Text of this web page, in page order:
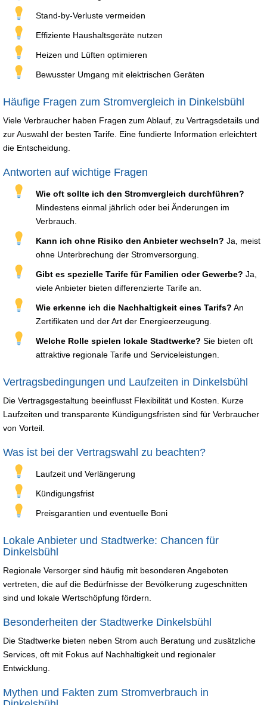
Stand-by-Verluste vermeiden
Effiziente Haushaltsgeräte nutzen
Heizen und Lüften optimieren
Bewusster Umgang mit elektrischen Geräten
Häufige Fragen zum Stromvergleich in Dinkelsbühl
Viele Verbraucher haben Fragen zum Ablauf, zu Vertragsdetails und
zur Auswahl der besten Tarife. Eine fundierte Information erleichtert
die Entscheidung.
Antworten auf wichtige Fragen
Wie oft sollte ich den Stromvergleich durchführen?
Mindestens einmal jährlich oder bei Änderungen im
Verbrauch.
Kann ich ohne Risiko den Anbieter wechseln? Ja, meist
ohne Unterbrechung der Stromversorgung.
Gibt es spezielle Tarife für Familien oder Gewerbe? Ja,
viele Anbieter bieten differenzierte Tarife an.
Wie erkenne ich die Nachhaltigkeit eines Tarifs? An
Zertifikaten und der Art der Energieerzeugung.
Welche Rolle spielen lokale Stadtwerke? Sie bieten oft
attraktive regionale Tarife und Serviceleistungen.
Vertragsbedingungen und Laufzeiten in Dinkelsbühl
Die Vertragsgestaltung beeinflusst Flexibilität und Kosten. Kurze
Laufzeiten und transparente Kündigungsfristen sind für Verbraucher
von Vorteil.
Was ist bei der Vertragswahl zu beachten?
Laufzeit und Verlängerung
Kündigungsfrist
Preisgarantien und eventuelle Boni
Lokale Anbieter und Stadtwerke: Chancen für
Dinkelsbühl
Regionale Versorger sind häufig mit besonderen Angeboten
vertreten, die auf die Bedürfnisse der Bevölkerung zugeschnitten
sind und lokale Wertschöpfung fördern.
Besonderheiten der Stadtwerke Dinkelsbühl
Die Stadtwerke bieten neben Strom auch Beratung und zusätzliche
Services, oft mit Fokus auf Nachhaltigkeit und regionaler
Entwicklung.
Mythen und Fakten zum Stromverbrauch in